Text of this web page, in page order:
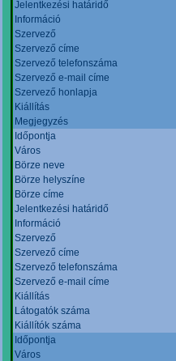
Jelentkezési határidő
Információ
Szervező
Szervező címe
Szervező telefonszáma
Szervező e-mail címe
Szervező honlapja
Kiállítás
Megjegyzés
Időpontja
Város
Börze neve
Börze helyszíne
Börze címe
Jelentkezési határidő
Információ
Szervező
Szervező címe
Szervező telefonszáma
Szervező e-mail címe
Kiállítás
Látogatók száma
Kiállítók száma
Időpontja
Város